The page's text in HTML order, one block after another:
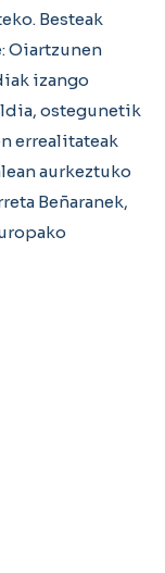
Besteak
Oiartzunen
izango
ostegunetik
errealitateak
aurkeztuko
Beñaranek,